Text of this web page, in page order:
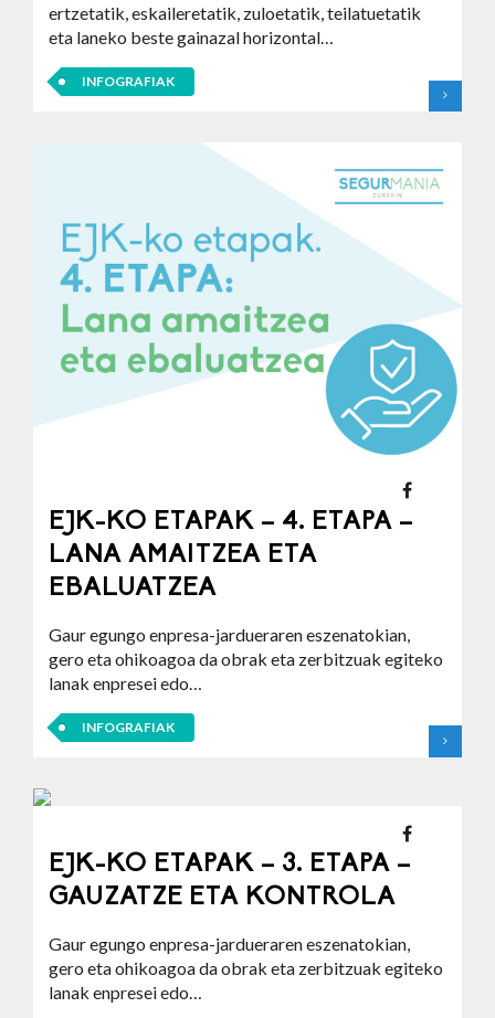
ertzetatik, eskaileretatik, zuloetatik, teilatuetatik
eta laneko beste gainazal horizontal…
INFOGRAFIAK
EJK-KO ETAPAK – 4. ETAPA –
LANA AMAITZEA ETA
EBALUATZEA
Gaur egungo enpresa-jardueraren eszenatokian,
gero eta ohikoagoa da obrak eta zerbitzuak egiteko
lanak enpresei edo…
INFOGRAFIAK
EJK-KO ETAPAK – 3. ETAPA –
GAUZATZE ETA KONTROLA
Gaur egungo enpresa-jardueraren eszenatokian,
gero eta ohikoagoa da obrak eta zerbitzuak egiteko
lanak enpresei edo…